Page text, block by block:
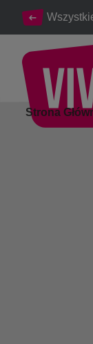
Strona
Wyjątkowe